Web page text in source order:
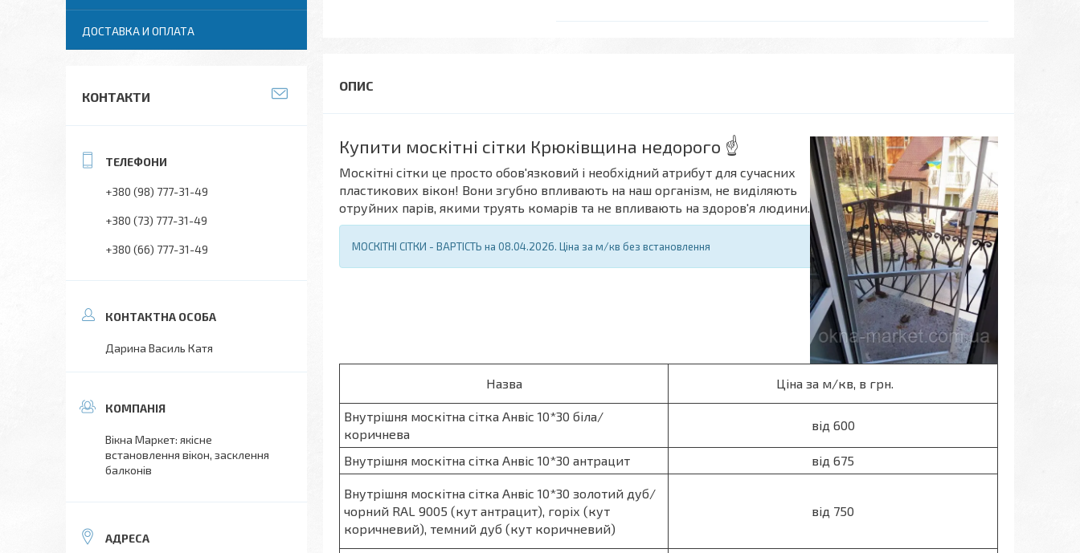
Купити москітні сітки Крюківщина недорого ☝
Москітні сітки це просто обов'язковий і необхідний атрибут для сучасних
пластикових вікон! Вони згубно впливають на наш організм, не виділяють
отруйних парів, якими труять комарів та не впливають на здоров'я людини.
МОСКІТНІ СІТКИ - ВАРТІСТЬ на 08.04.2026. Ціна за м/кв без встановлення
Назва Ціна за м/кв, в грн.
Внутрішня москітна сітка Анвіс 10*30 біла/
коричнева
від 600
Внутрішня москітна сітка Анвіс 10*30 антрацит від 675
Внутрішня москітна сітка Анвіс 10*30 золотий дуб/
чорний RAL 9005 (кут антрацит), горіх (кут
коричневий), темний дуб (кут коричневий)
від 750
ДОСТАВКА И ОПЛАТА
КОНТАКТИ
+380 (98) 777-31-49
+380 (73) 777-31-49
+380 (66) 777-31-49
Дарина Василь Катя
Вікна Маркет: якісне
встановлення вікон, засклення
балконів